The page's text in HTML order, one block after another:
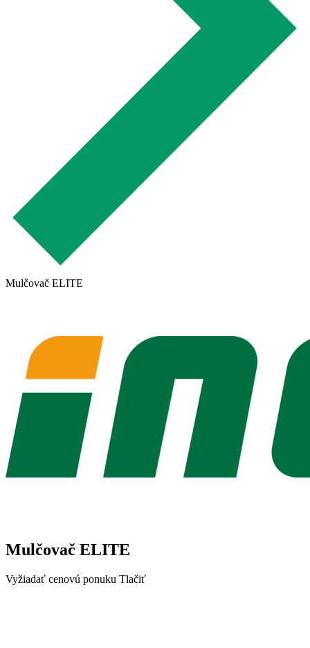
Mulčovač ELITE
Mulčovač ELITE
Vyžiadať cenovú ponuku Tlačiť